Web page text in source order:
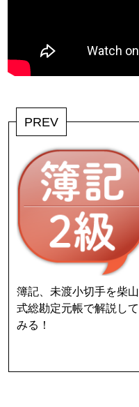
PREV
簿記、未渡小切手を柴山
式総勘定元帳で解説して
みる！